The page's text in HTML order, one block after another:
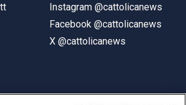
Instagram @cattolicanews
Facebook @cattolicanews
X @cattolicanews